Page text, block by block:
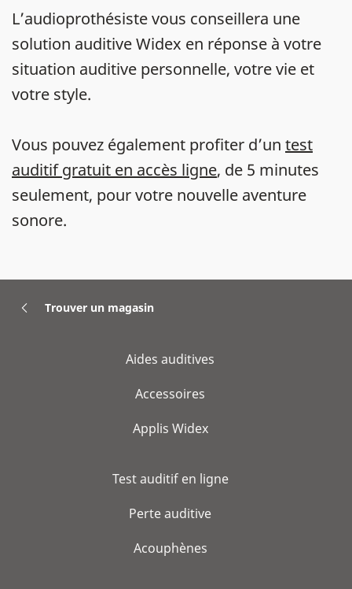
L’audioprothésiste vous conseillera une
solution auditive Widex en réponse à votre
situation auditive personnelle, votre vie et
votre style.
Vous pouvez également profiter d’un test
auditif gratuit en accès ligne, de 5 minutes
seulement, pour votre nouvelle aventure
sonore.
Trouver un magasin
Aides auditives
Accessoires
Applis Widex
Test auditif en ligne
Perte auditive
Acouphènes